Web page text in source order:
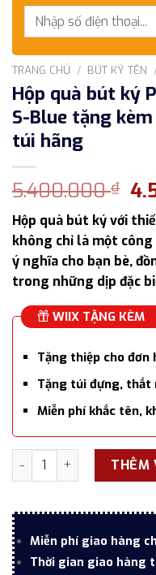
TRANG CHỦ / BÚT KÝ TÊN
Hộp quà bút ký
S-Blue tặng
túi hãng
5.400.000₫
là:
Hộp quà bút ký với
không chỉ là một
ý nghĩa cho bạn bè,
trong những dịp đặc
WIIX TẶNG KÈM
Tặng thiệp cho đơn
Tặng túi đựng, thắt
Miễn phí khắc tên,
Hộp quà bút ký Parker
THÊM
Miễn phí giao hàng
Thời gian giao hàng